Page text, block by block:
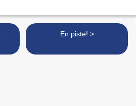
En piste! >